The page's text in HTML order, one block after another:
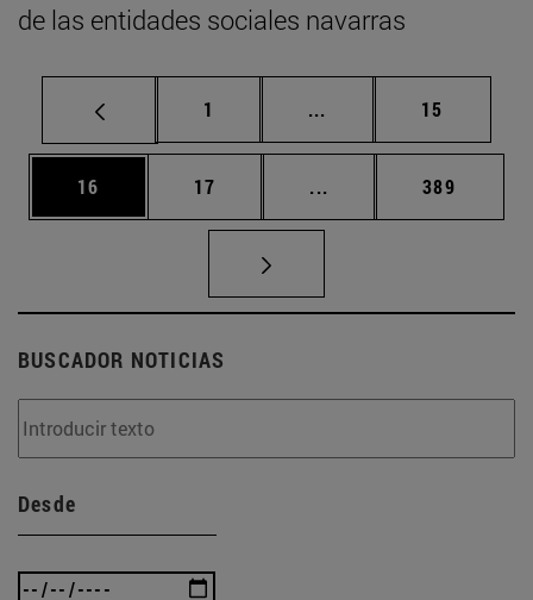
de las entidades sociales navarras
Página
1 ... Páginas intermedias
Página
15
Página
16 Página
17 ... Páginas intermedias
Página
389
BUSCADOR NOTICIAS
Desde